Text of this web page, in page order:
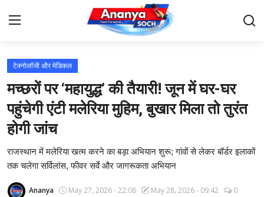
Home
Contact
About Us
देश
बिज़नेस
टेक्नोलॉजी और मेडिकल
मच्छरों पर ‘महायुद्ध’ की तैयारी! जून में घर-घर
पहुंचेगी एंटी मलेरिया मुहिम, बुखार मिला तो तुरंत
होगी जांच
राजस्थान में मलेरिया खत्म करने का बड़ा अभियान शुरू; गांवों से लेकर बॉर्डर इलाकों
तक चलेगा सर्विलांस, फीवर सर्वे और जागरूकता अभियान
Ananya May 27, 2026 - 22:08 May 28, 2026 - 09:42 0